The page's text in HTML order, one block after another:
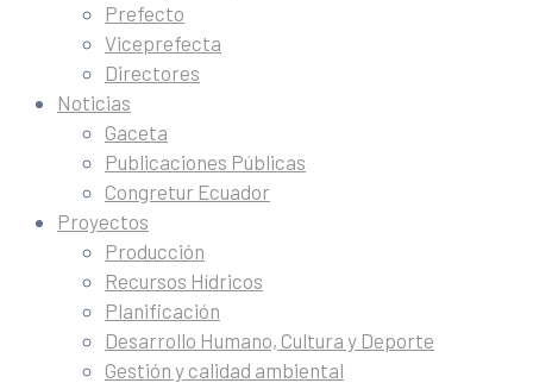
Prefecto
Viceprefecta
Directores
Noticias
Gaceta
Publicaciones Públicas
Congretur Ecuador
Proyectos
Producción
Recursos Hídricos
Planificación
Desarrollo Humano, Cultura y Deporte
Gestión y calidad ambiental